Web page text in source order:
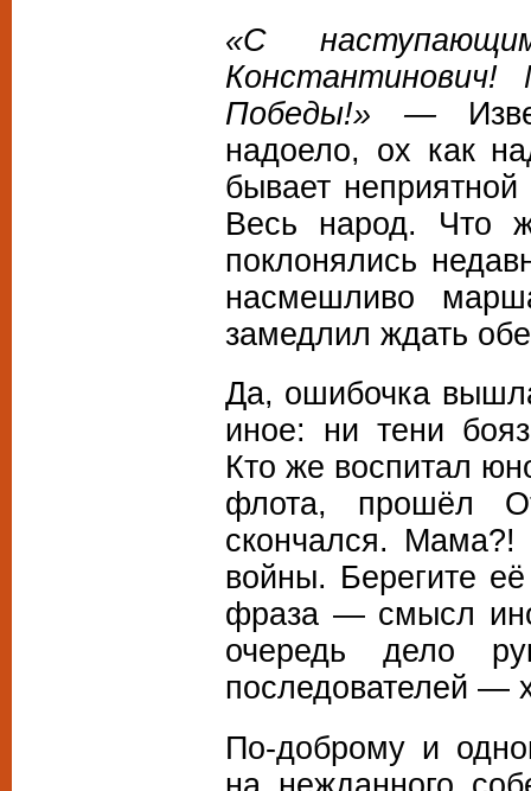
«C
Победы!» —
надоело, ох как
бывает
Весь народ. Что
поклонялись
насмешливо
замедлил ждать
Да, ошибочка
иное: ни тени
Кто же воспитал
флота, прошёл
скончался.
войны. Берегите
фраза — смысл
очередь дело
последователей —
По-доброму и